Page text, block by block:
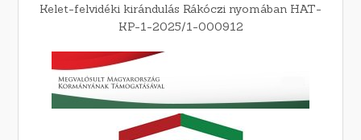
Kelet-felvidéki kirándulás Rákóczi nyomában HAT-
KP-1-2025/1-000912